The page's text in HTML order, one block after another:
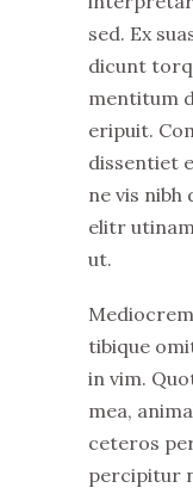
sed. Ex
dicunt
mentitum
eripuit.
dissentiet
ne vis
elitr
ut.
tibique
in vim.
mea,
ceteros
percipitur